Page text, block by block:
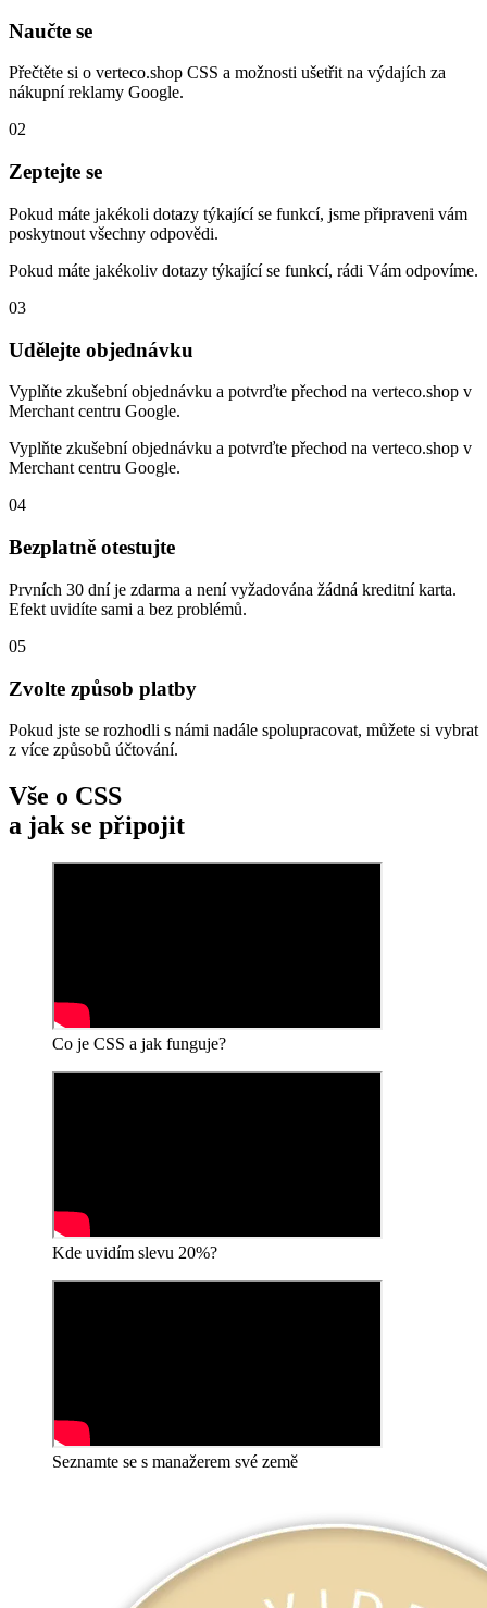
Naučte se
Přečtěte si o verteco.shop CSS a možnosti ušetřit na výdajích za
nákupní reklamy Google.
02
Zeptejte se
Pokud máte jakékoli dotazy týkající se funkcí, jsme připraveni vám
poskytnout všechny odpovědi.
Pokud máte jakékoliv dotazy týkající se funkcí, rádi Vám odpovíme.
03
Udělejte objednávku
Vyplňte zkušební objednávku a potvrďte přechod na verteco.shop v
Merchant centru Google.
Vyplňte zkušební objednávku a potvrďte přechod na verteco.shop v
Merchant centru Google.
04
Bezplatně otestujte
Prvních 30 dní je zdarma a není vyžadována žádná kreditní karta.
Efekt uvidíte sami a bez problémů.
05
Zvolte způsob platby
Pokud jste se rozhodli s námi nadále spolupracovat, můžete si vybrat
z více způsobů účtování.
Vše o CSS
a jak se připojit
Co je CSS a jak funguje?
Kde uvidím slevu 20%?
Seznamte se s manažerem své země